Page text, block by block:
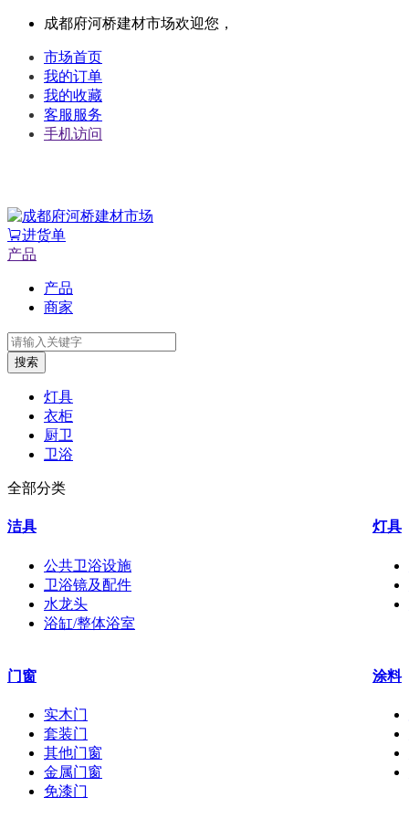
成都府河桥建材市场欢迎您，
市场首页
我的订单
我的收藏
客服服务
手机访问
进货单
产品
产品
商家
搜索
灯具
衣柜
厨卫
卫浴
全部分类
洁具
公共卫浴设施
卫浴镜及配件
水龙头
浴缸/整体浴室
灯具
门窗
实木门
套装门
其他门窗
金属门窗
免漆门
涂料